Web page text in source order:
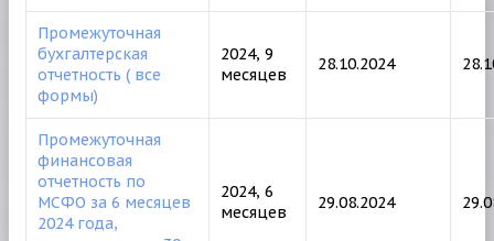
Промежуточная
бухгалтерская
отчетность ( все
формы)
2024, 9
месяцев
28.10.2024
Промежуточная
финансовая
отчетность по
МСФО за 6 месяцев
2024 года,
2024, 6
месяцев
29.08.2024